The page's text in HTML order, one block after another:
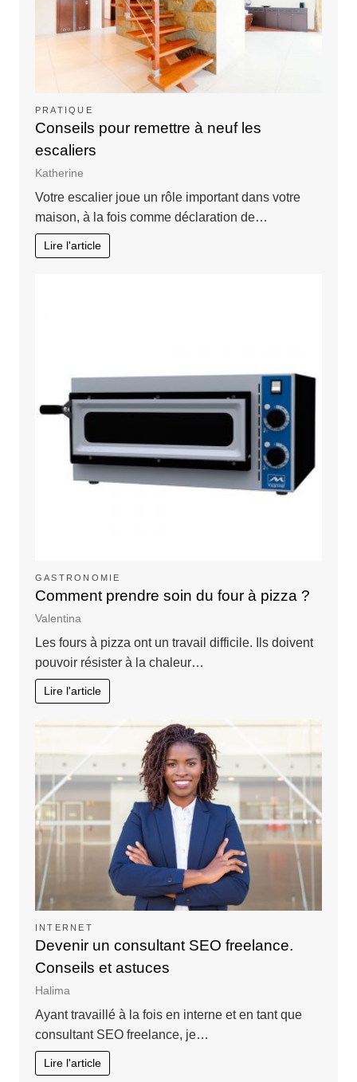
PRATIQUE
Conseils pour remettre à neuf les
escaliers
Katherine
Votre escalier joue un rôle important dans votre
maison, à la fois comme déclaration de…
Lire l'article
GASTRONOMIE
Comment prendre soin du four à pizza ?
Valentina
Les fours à pizza ont un travail difficile. Ils doivent
pouvoir résister à la chaleur…
Lire l'article
INTERNET
Devenir un consultant SEO freelance.
Conseils et astuces
Halima
Ayant travaillé à la fois en interne et en tant que
consultant SEO freelance, je…
Lire l'article